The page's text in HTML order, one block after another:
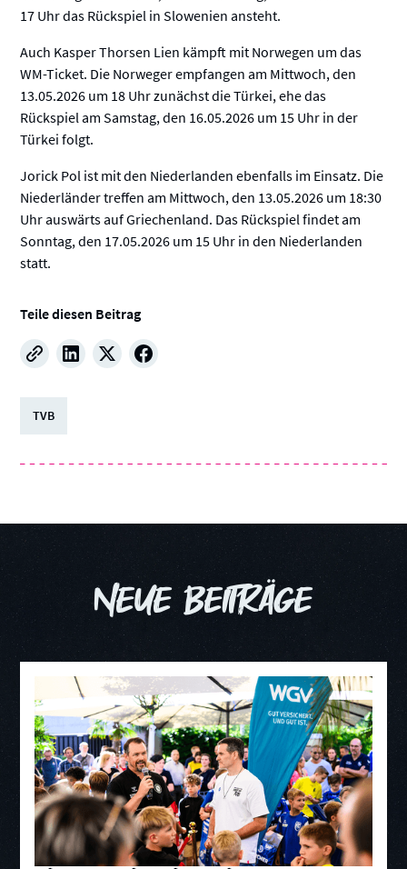
17 Uhr das Rückspiel in Slowenien ansteht.
Auch Kasper Thorsen Lien kämpft mit Norwegen um das
WM-Ticket. Die Norweger empfangen am Mittwoch, den
13.05.2026 um 18 Uhr zunächst die Türkei, ehe das
Rückspiel am Samstag, den 16.05.2026 um 15 Uhr in der
Türkei folgt.
Jorick Pol ist mit den Niederlanden ebenfalls im Einsatz. Die
Niederländer treffen am Mittwoch, den 13.05.2026 um 18:30
Uhr auswärts auf Griechenland. Das Rückspiel findet am
Sonntag, den 17.05.2026 um 15 Uhr in den Niederlanden
statt.
Teile diesen Beitrag
TVB
NEUE BEITRÄGE